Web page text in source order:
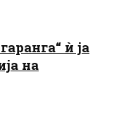
ѝ ја
на